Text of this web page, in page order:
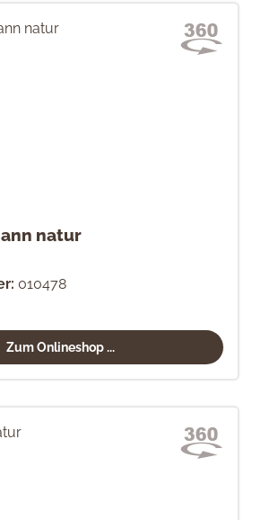
natur
010478
Zum Onlineshop ...